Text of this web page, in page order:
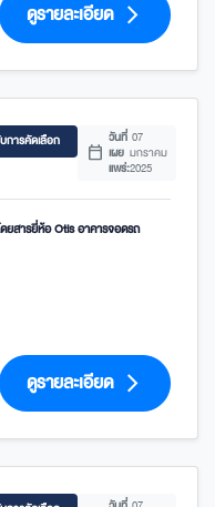
ดูรายละเอียด arrow_forward_ios
การคัดเลือก
calendar_today
วันที่
เผย
แพร่:
07
มกราคม
2025
ยสารยี่ห้อ Otis อาคารจอดรถ
ดูรายละเอียด arrow_forward_ios